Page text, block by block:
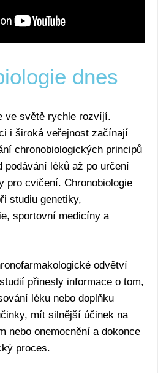
dnes
ve světě rychle rozvíjí.
i široká veřejnost začínají
chronobiologických principů
podávání léků až po určení
pro cvičení. Chronobiologie
studiu genetiky,
sportovní medicíny a
odvětví
přinesly informace o tom,
léku nebo doplňku
mít silnější účinek na
nebo onemocnění a dokonce
proces.